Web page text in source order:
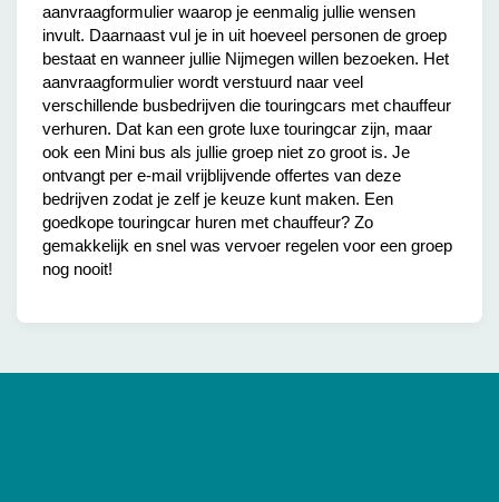
aanvraagformulier waarop je eenmalig jullie wensen
invult. Daarnaast vul je in uit hoeveel personen de groep
bestaat en wanneer jullie Nijmegen willen bezoeken. Het
aanvraagformulier wordt verstuurd naar veel
verschillende busbedrijven die touringcars met chauffeur
verhuren. Dat kan een grote luxe touringcar zijn, maar
ook een Mini bus als jullie groep niet zo groot is. Je
ontvangt per e-mail vrijblijvende offertes van deze
bedrijven zodat je zelf je keuze kunt maken. Een
goedkope touringcar huren met chauffeur? Zo
gemakkelijk en snel was vervoer regelen voor een groep
nog nooit!